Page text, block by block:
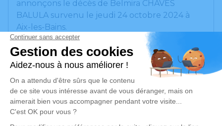
annonçons le décès de Belmira CHAVES
BALULA survenu le jeudi 24 octobre 2024 à
Aix-les-Bains.
Nous vous invitons à utiliser cet espace pour
laisser vos condoléances, partager des photos
souvenirs, une anecdote ou exprimer vos
pensées à travers des poèmes ou des textes.
Cet endroit est un lieu d'expression dédié à
honorer la mémoire de Belmira CHAVES
BALULA.